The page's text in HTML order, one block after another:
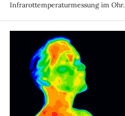
Infrarottemperaturmessung im Ohr.